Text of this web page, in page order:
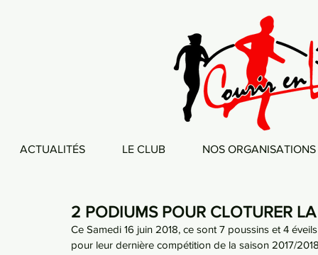
ACTUALITÉS LE CLUB NOS ORGANISATIONS
2 PODIUMS POUR CLOTURER
Ce Samedi 16 juin 2018, ce sont 7 poussins et 4
pour leur dernière compétition de la saison 2017/